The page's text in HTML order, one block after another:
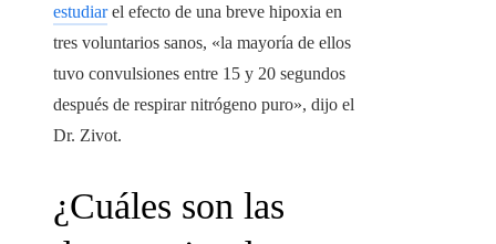
estudiarel efecto de una breve hipoxia en
tres voluntarios sanos, «la mayoría de ellos
tuvo convulsiones entre 15 y 20 segundos
después de respirar nitrógeno puro», dijo el
Dr. Zivot.
¿Cuáles son las